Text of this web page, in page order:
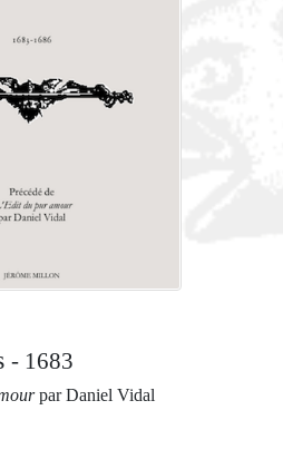
- 1683
par Daniel Vidal